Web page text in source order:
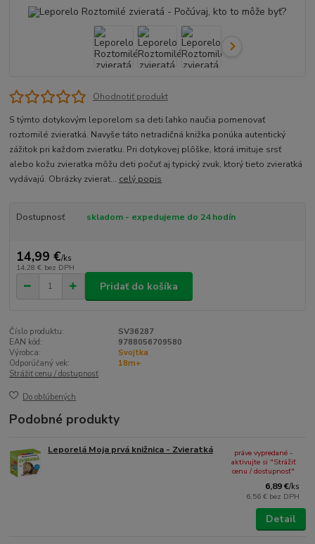
Ohodnotiť produkt
S týmto dotykovým leporelom sa deti ľahko naučia pomenovať
roztomilé zvieratká. Navyše táto netradičná knižka ponúka autentický
zážitok pri každom zvieratku. Pri dotykovej plôške, ktorá imituje srsť
alebo kožu zvieratka môžu deti počuť aj typický zvuk, ktorý tieto zvieratká
vydávajú. Obrázky zvierat... celý popis
Dostupnosť skladom - expedujeme do 24 hodín
14,99 €/ks
14,28 € bez DPH
Pridať do košíka
Číslo produktu:
SV36287
EAN kód:
9788056709580
Výrobca:
Svojtka
Odporúčaný vek:
18m+
Strážiť cenu / dostupnosť
Do obľúbených
Podobné produkty
Leporelá Moja prvá knižnica - Zvieratká
6,89 €/ks
6,56 € bez DPH
práve vypredané -
aktivujte si "Strážiť
cenu / dostupnosť"
Detail